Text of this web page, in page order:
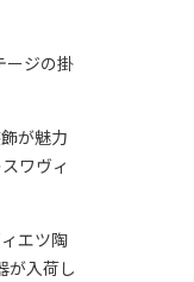
ージの掛
が魅力
ワヴィ
エツ陶
入荷し